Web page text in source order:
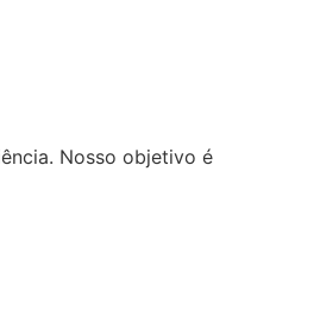
Nosso objetivo é